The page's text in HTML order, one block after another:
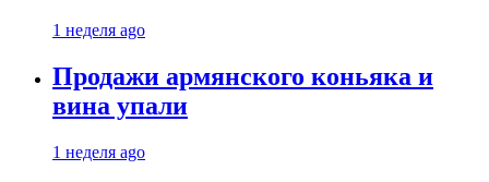
1 неделя ago
Продажи армянского коньяка и
вина упали
1 неделя ago